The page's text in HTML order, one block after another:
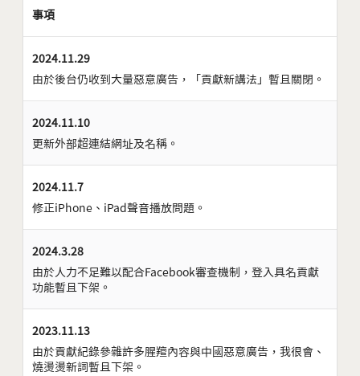
事項
2024.11.29
由於後台仍收到大量惡意廣告，「貢獻新講法」暫且關閉。
2024.11.10
更新外部超連結網址及名稱。
2024.11.7
修正iPhone、iPad聲音播放問題。
2024.3.28
由於人力不足難以配合Facebook審查機制，登入具名貢獻
功能暫且下架。
2023.11.13
由於貢獻紀錄參雜許多腥羶內容與中國惡意廣告，我很會、
燒燙燙新詞暫且下架。